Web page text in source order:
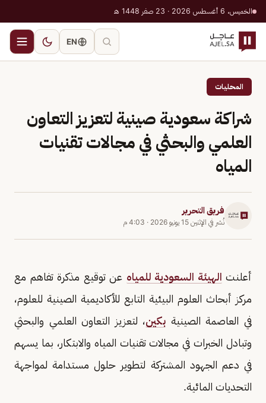
الخميس، 6 أغسطس 2026 · 23 صفر 1448 هـ
EN
المحليات
شراكة سعودية صينية لتعزيز التعاون
العلمي والبحثي في مجالات تقنيات
المياه
فريق التحرير
نُشر في الإثنين 15 يونيو 2026 · 4:03 م
أعلنت الهيئة السعودية للمياه عن توقيع مذكرة تفاهم مع
مركز أبحاث العلوم البيئية التابع للأكاديمية الصينية للعلوم،
في العاصمة الصينية بكين، لتعزيز التعاون العلمي والبحثي
وتبادل الخبرات في مجالات تقنيات المياه والابتكار، بما يسهم
في دعم الجهود المشتركة لتطوير حلول مستدامة لمواجهة
التحديات المائية.